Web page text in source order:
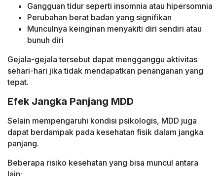
Gangguan tidur seperti insomnia atau hipersomnia
Perubahan berat badan yang signifikan
Munculnya keinginan menyakiti diri sendiri atau
bunuh diri
Gejala-gejala tersebut dapat mengganggu aktivitas
sehari-hari jika tidak mendapatkan penanganan yang
tepat.
Efek Jangka Panjang MDD
Selain mempengaruhi kondisi psikologis, MDD juga
dapat berdampak pada kesehatan fisik dalam jangka
panjang.
Beberapa risiko kesehatan yang bisa muncul antara
lain: